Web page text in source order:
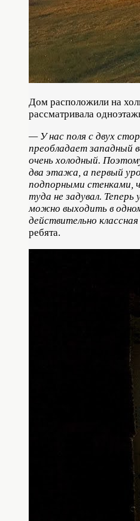
Дом расположили на
рассматривала
— У нас поля с двух
преобладает западный
очень холодный.
два этажа, а первый
подпорными стенками,
туда не задувал.
можно выходить в
действительно
ребята.